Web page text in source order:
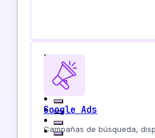
Google Ads
Campañas de búsqueda,